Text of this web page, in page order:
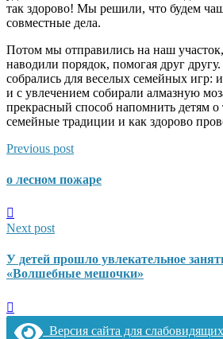
так здорово! Мы решили, что будем
совместные дела.
Потом мы отправились на наш участок,
наводили порядок, помогая друг
собрались для веселых семейных игр:
и с увлечением собирали алмазную
прекрасный способ напомнить детям
семейные традиции и как здорово
Previous post
о лесном пожаре
Next post
У детей прошло увлекательное
«Волшебные мешочки»
Версия сайта для слабовидящих